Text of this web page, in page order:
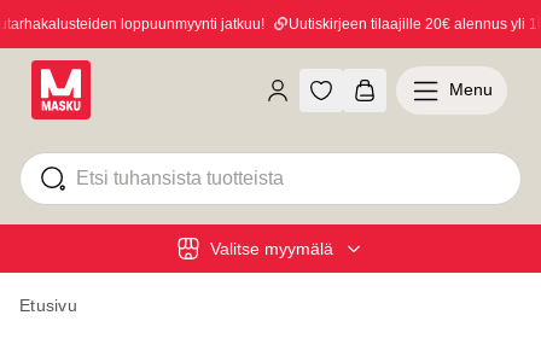
loppuunmyynti jatkuu! Uutiskirjeen tilaajille 20€ alennus yli
Valitse myymälä
Menu
Etusivu